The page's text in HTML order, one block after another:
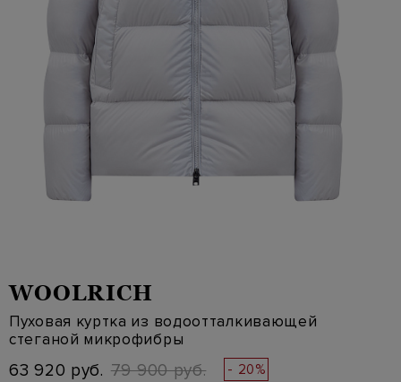
WOOLRICH
Пуховая куртка из водоотталкивающей
стеганой микрофибры
63 920 руб. 79 900 руб. - 20%